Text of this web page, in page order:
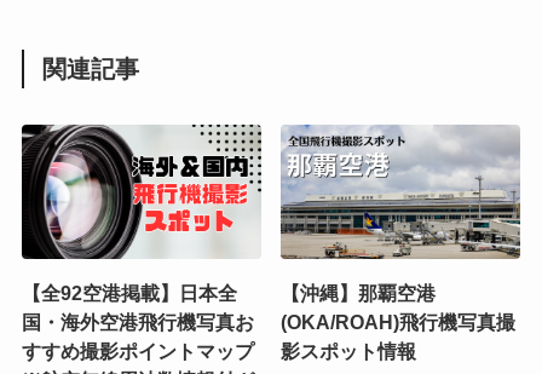
関連記事
【全92空港掲載】日本全
国・海外空港飛行機写真お
すすめ撮影ポイントマップ
【沖縄】那覇空港
(OKA/ROAH)飛行機写真撮
影スポット情報